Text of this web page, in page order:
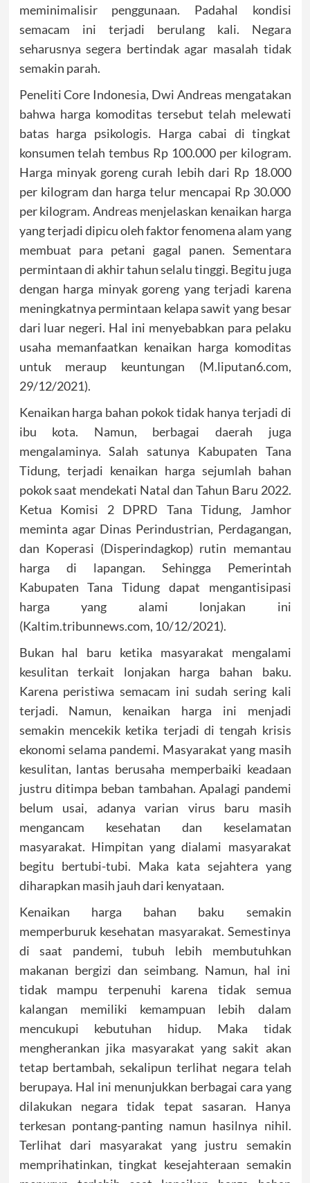
meminimalisir penggunaan. Padahal kondisi
semacam ini terjadi berulang kali. Negara
seharusnya segera bertindak agar masalah tidak
semakin parah.
Peneliti Core Indonesia, Dwi Andreas mengatakan
bahwa harga komoditas tersebut telah melewati
batas harga psikologis. Harga cabai di tingkat
konsumen telah tembus Rp 100.000 per kilogram.
Harga minyak goreng curah lebih dari Rp 18.000
per kilogram dan harga telur mencapai Rp 30.000
per kilogram. Andreas menjelaskan kenaikan harga
yang terjadi dipicu oleh faktor fenomena alam yang
membuat para petani gagal panen. Sementara
permintaan di akhir tahun selalu tinggi. Begitu juga
dengan harga minyak goreng yang terjadi karena
meningkatnya permintaan kelapa sawit yang besar
dari luar negeri. Hal ini menyebabkan para pelaku
usaha memanfaatkan kenaikan harga komoditas
untuk meraup keuntungan (M.liputan6.com,
29/12/2021).
Kenaikan harga bahan pokok tidak hanya terjadi di
ibu kota. Namun, berbagai daerah juga
mengalaminya. Salah satunya Kabupaten Tana
Tidung, terjadi kenaikan harga sejumlah bahan
pokok saat mendekati Natal dan Tahun Baru 2022.
Ketua Komisi 2 DPRD Tana Tidung, Jamhor
meminta agar Dinas Perindustrian, Perdagangan,
dan Koperasi (Disperindagkop) rutin memantau
harga di lapangan. Sehingga Pemerintah
Kabupaten Tana Tidung dapat mengantisipasi
harga yang alami lonjakan ini
(Kaltim.tribunnews.com, 10/12/2021).
Bukan hal baru ketika masyarakat mengalami
kesulitan terkait lonjakan harga bahan baku.
Karena peristiwa semacam ini sudah sering kali
terjadi. Namun, kenaikan harga ini menjadi
semakin mencekik ketika terjadi di tengah krisis
ekonomi selama pandemi. Masyarakat yang masih
kesulitan, lantas berusaha memperbaiki keadaan
justru ditimpa beban tambahan. Apalagi pandemi
belum usai, adanya varian virus baru masih
mengancam kesehatan dan keselamatan
masyarakat. Himpitan yang dialami masyarakat
begitu bertubi-tubi. Maka kata sejahtera yang
diharapkan masih jauh dari kenyataan.
Kenaikan harga bahan baku semakin
memperburuk kesehatan masyarakat. Semestinya
di saat pandemi, tubuh lebih membutuhkan
makanan bergizi dan seimbang. Namun, hal ini
tidak mampu terpenuhi karena tidak semua
kalangan memiliki kemampuan lebih dalam
mencukupi kebutuhan hidup. Maka tidak
mengherankan jika masyarakat yang sakit akan
tetap bertambah, sekalipun terlihat negara telah
berupaya. Hal ini menunjukkan berbagai cara yang
dilakukan negara tidak tepat sasaran. Hanya
terkesan pontang-panting namun hasilnya nihil.
Terlihat dari masyarakat yang justru semakin
memprihatinkan, tingkat kesejahteraan semakin